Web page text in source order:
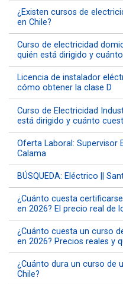
¿Existen cursos de
en Chile?
Curso de electricidad
quién está dirigido y
Licencia de instalador
cómo obtener la clase D
Curso de Electricidad
está dirigido y cuánto
Oferta Laboral: Supervisor
Calama
BÚSQUEDA: Eléctrico ||
¿Cuánto cuesta
en 2026? El precio real de
¿Cuánto cuesta un curso
en 2026? Precios reales y
¿Cuánto dura un curso de
Chile?